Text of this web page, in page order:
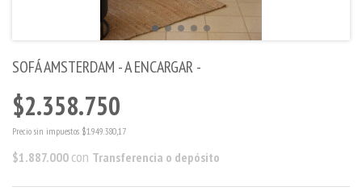
SOFÁ AMSTERDAM - A ENCARGAR -
$2.358.750
Precio sin impuestos $1.949.380,17
$1.887.000 con Transferencia o depósito